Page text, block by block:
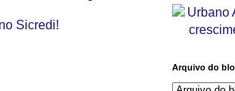
Arquivo do